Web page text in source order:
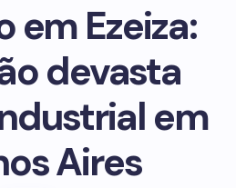
em Ezeiza:
devasta
em
Aires